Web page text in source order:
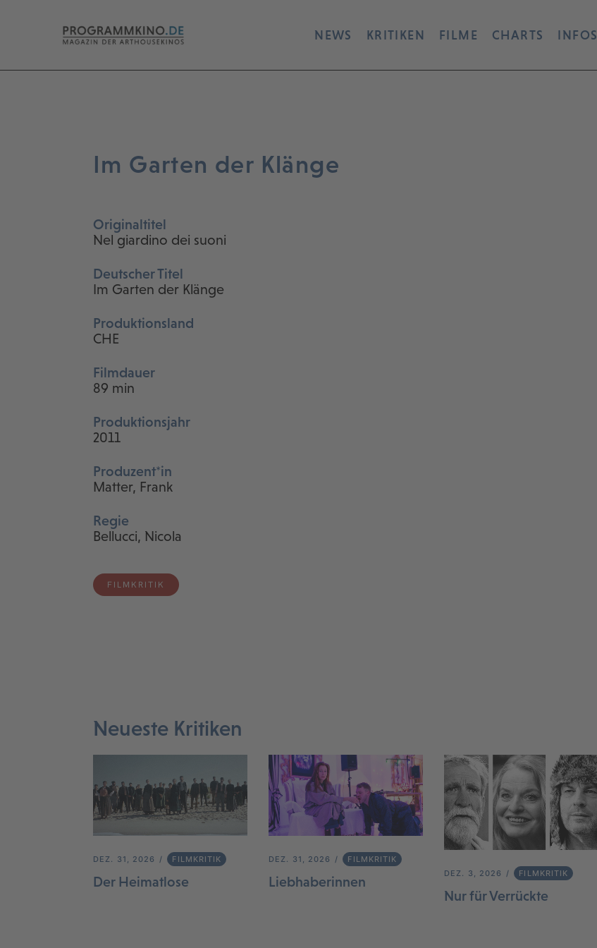
NEWS KRITIKEN FILME CHARTS INFOS
Im Garten der Klänge
Originaltitel
Nel giardino dei suoni
Deutscher Titel
Im Garten der Klänge
Produktionsland
CHE
Filmdauer
89 min
Produktionsjahr
2011
Produzent*in
Matter, Frank
Regie
Bellucci, Nicola
FILMKRITIK
Neueste Kritiken
DEZ. 31, 2026 FILMKRITIK
Der Heimatlose
DEZ. 31, 2026 FILMKRITIK
Liebhaberinnen
DEZ. 3, 2026 FILMKRITIK
Nur für Verrückte